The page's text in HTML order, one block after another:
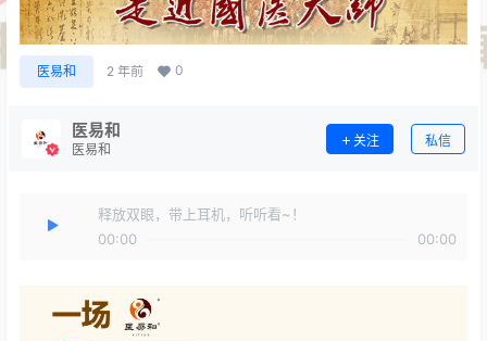
医易和 2 年前 0
医易和
医易和
关注 私信
释放双眼，带上耳机，听听看~！
00:00
00:00